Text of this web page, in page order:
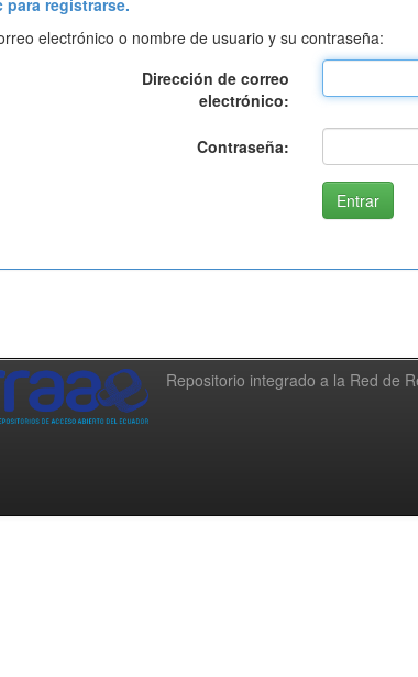
registrarse.
electrónico o nombre de usuario y su contraseña:
Dirección de correo
electrónico:
Contraseña:
Repositorio integrado a la Red de